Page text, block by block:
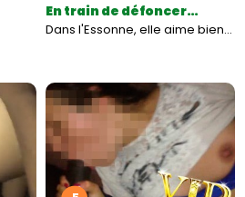
En train de défoncer…
Dans l'Essonne, elle aime bien…